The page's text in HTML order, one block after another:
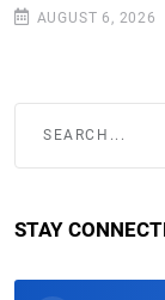
AUGUST 6, 2026
STAY